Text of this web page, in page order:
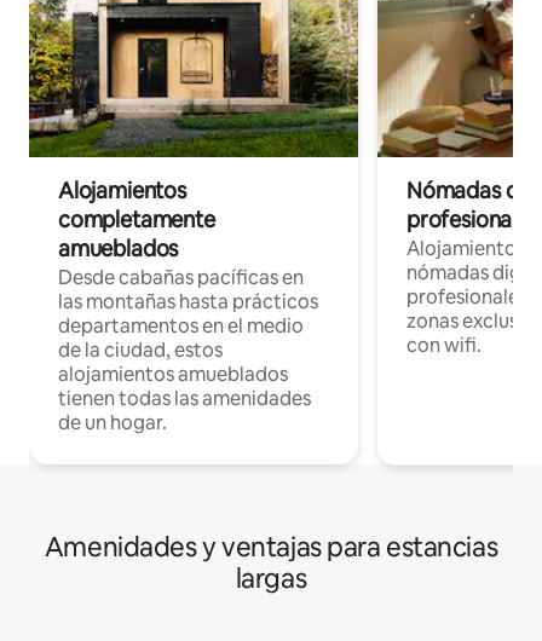
Alojamientos
completamente
amueblados
Desde cabañas pacíficas en
las montañas hasta prácticos
departamentos en el medio
de la ciudad, estos
alojamientos amueblados
tienen todas las amenidades
de un hogar.
Nómadas
Alojamientos
nómadas
profesionales
zonas
con wifi.
Amenidades y ventajas para estancias
largas